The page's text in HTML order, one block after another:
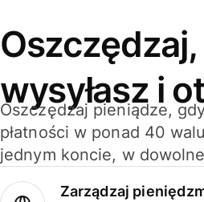
wysyłasz i
Oszczędzaj pieniądze,
płatności w ponad 40
jednym koncie, w
Zarządzaj